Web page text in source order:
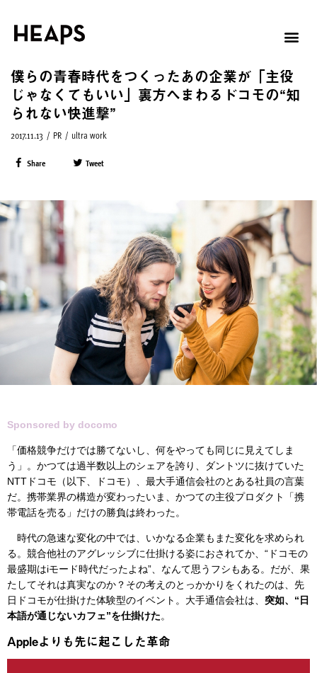
僕らの青春時代をつくったあの企業が「主役
じゃなくてもいい」裏方へまわるドコモの“知
られない快進撃”
2017.11.13 / PR / ultra work
Share Tweet
Sponsored by docomo
「価格競争だけでは勝てないし、何をやっても同じに見えてしま
う」。かつては過半数以上のシェアを誇り、ダントツに抜けていた
NTTドコモ（以下、ドコモ）、最大手通信会社のとある社員の言葉
だ。携帯業界の構造が変わったいま、かつての主役プロダクト「携
帯電話を売る」だけの勝負は終わった。
時代の急速な変化の中では、いかなる企業もまた変化を求められ
る。競合他社のアグレッシブに仕掛ける姿におされてか、“ドコモの
最盛期はiモード時代だったよね”、なんて思うフシもある。だが、果
たしてそれは真実なのか？その考えのとっかかりをくれたのは、先
日ドコモが仕掛けた体験型のイベント。大手通信会社は、 突如、“日
本語が通じないカフェ”を仕掛けた。
Appleよりも先に起こした革命